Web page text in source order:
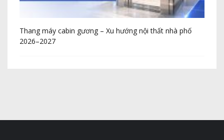
Thang máy cabin gương – Xu hướng nội thất nhà phố
2026–2027